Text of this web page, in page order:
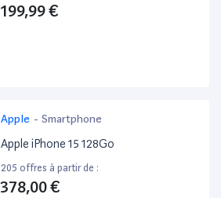
199,99 €
Apple - Smartphone
Apple iPhone 15 128Go
205 offres à partir de :
378,00 €